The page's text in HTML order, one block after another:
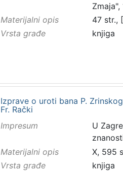
Zmaja",
Materijalni opis
47 str.,
Vrsta građe
knjiga
Izprave o uroti bana P.
Fr. Rački
Impresum
U
Materijalni opis
X, 595
Vrsta građe
knjiga